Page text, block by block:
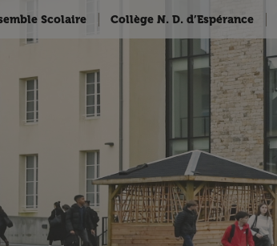
Scolaire Collège N. D. d’Espérance